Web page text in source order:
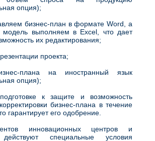
опция);
бизнес-план в формате Word, а
выполняем в Excel, что дает
их редактирования;
проекта;
плана на иностранный язык
опция);
к защите и возможность
бизнес-плана в течение
гарантирует его одобрение.
инновационных центров и
действуют специальные условия